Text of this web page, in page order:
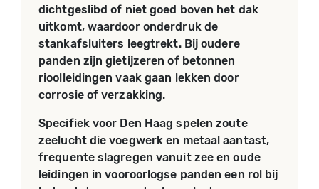
dichtgeslibd of niet goed boven het dak
uitkomt, waardoor onderdruk de
stankafsluiters leegtrekt. Bij oudere
panden zijn gietijzeren of betonnen
rioolleidingen vaak gaan lekken door
corrosie of verzakking.
Specifiek voor Den Haag spelen zoute
zeelucht die voegwerk en metaal aantast,
frequente slagregen vanuit zee en oude
leidingen in vooroorlogse panden een rol bij